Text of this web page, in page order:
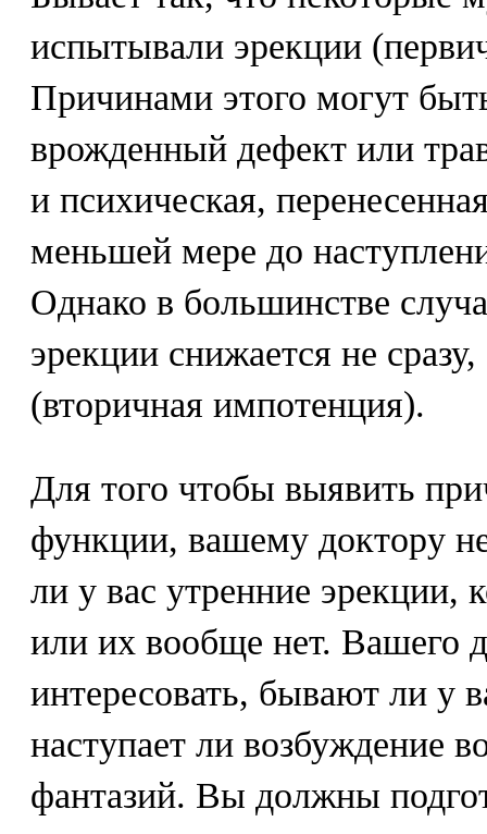
испытывали эрекции
Причинами этого могут
врожденный дефект или
и психическая,
меньшей мере до
Однако в большинстве
эрекции снижается не
(вторичная импотенция).
Для того чтобы выявить
функции, вашему доктору
ли у вас утренние эрекции,
или их вообще нет. Вашего
интересовать, бывают ли у
наступает ли возбуждение
фантазий. Вы должны